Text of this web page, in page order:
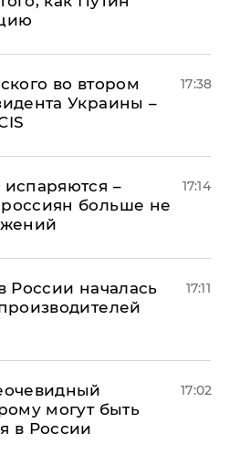
во втором
Украины –
17:38
–
больше не
17:14
России началась
17:11
могут быть
в России
17:02